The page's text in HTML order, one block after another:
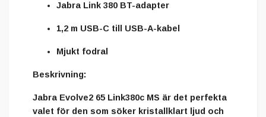
Jabra Link 380 BT-adapter
1,2 m USB-C till USB-A-kabel
Mjukt fodral
Beskrivning:
Jabra Evolve2 65 Link380c MS är det perfekta
valet för den som söker kristallklart ljud och